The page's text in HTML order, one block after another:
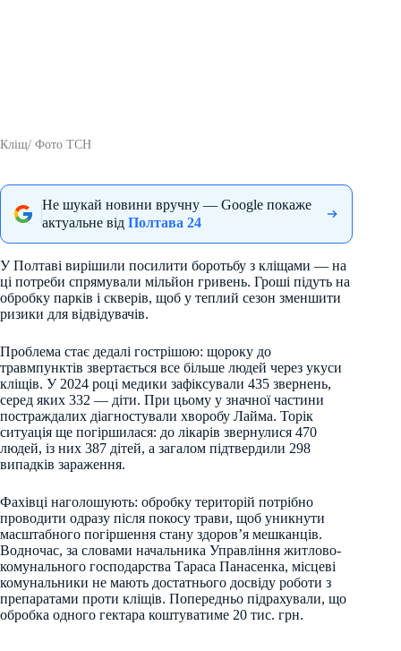
Кліщ/ Фото ТСН
Не шукай новини вручну — Google покаже
актуальне від Полтава 24
У Полтаві вирішили посилити боротьбу з кліщами — на
ці потреби спрямували мільйон гривень. Гроші підуть на
обробку парків і скверів, щоб у теплий сезон зменшити
ризики для відвідувачів.
Проблема стає дедалі гострішою: щороку до
травмпунктів звертається все більше людей через укуси
кліщів. У 2024 році медики зафіксували 435 звернень,
серед яких 332 — діти. При цьому у значної частини
постраждалих діагностували хворобу Лайма. Торік
ситуація ще погіршилася: до лікарів звернулися 470
людей, із них 387 дітей, а загалом підтвердили 298
випадків зараження.
Фахівці наголошують: обробку територій потрібно
проводити одразу після покосу трави, щоб уникнути
масштабного погіршення стану здоров’я мешканців.
Водночас, за словами начальника Управління житлово-
комунального господарства Тараса Панасенка, місцеві
комунальники не мають достатнього досвіду роботи з
препаратами проти кліщів. Попередньо підрахували, що
обробка одного гектара коштуватиме 20 тис. грн.